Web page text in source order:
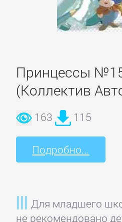
Принцессы
(Коллектив
163 115
Подробно...
Для младшего
не рекомендовано
Управление
Литература
Присоединиться
Контакт